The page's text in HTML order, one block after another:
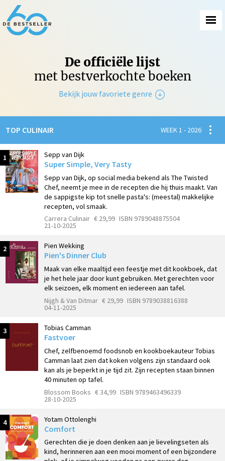
De officiële lijst
met bestverkochte boeken
Bekijk jouw favoriete genre
Fictie
TOP CULINAIR WEEK 1 - 2026
1 Sepp van Dijk
Super Simple, Very Tasty
Sepp van Dijk, op social media bekend als The Twisted
Chef, neemt je mee in de recepten die hij thuis maakt. Van
de sappigste kip tot snelle pasta's: (meestal) makkelijke
recepten, vol smaak.
Carrera Culinair € 29,99 ISBN 9789048875504
21-10-2025
2 Pien Wekking
Pien's Dinner Club
Maak van elke maaltijd een feestje met dit kookboek, dat
je het hele jaar door kunt gebruiken. Met gerechten voor
elk seizoen, elk moment en iedereen aan tafel.
Nijgh & Van Ditmar € 29,99 ISBN 9789038816388
04-11-2025
3 Tobias Camman
Fastvoer
Chef, zelfbenoemd foodsnob en kookboekauteur Tobias
Camman laat zien dat koken volgens zijn standaard ook
kan als je beperkt in je tijd zit. Zijn recepten staan binnen
40 minuten op tafel.
Blossom Books € 34,99 ISBN 9789463496339
28-10-2025
4 Yotam Ottolenghi
Comfort
Gerechten die je doen denken aan je lievelingseten als
kind, herinneren aan een mooi moment of een bijzondere